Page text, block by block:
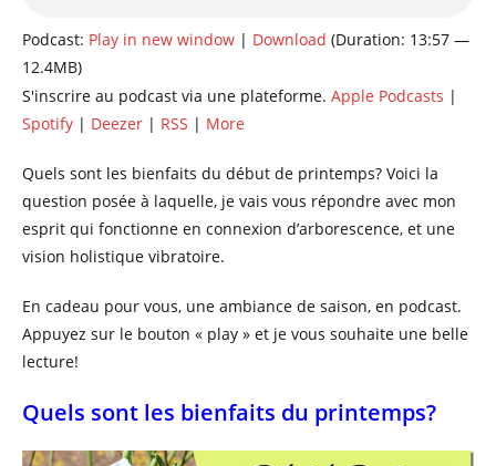
Podcast: Play in new window | Download (Duration: 13:57 —
12.4MB)
S'inscrire au podcast via une plateforme. Apple Podcasts |
Spotify | Deezer | RSS | More
Quels sont les bienfaits du début de printemps? Voici la
question posée à laquelle, je vais vous répondre avec mon
esprit qui fonctionne en connexion d’arborescence, et une
vision holistique vibratoire.
En cadeau pour vous, une ambiance de saison, en podcast.
Appuyez sur le bouton « play » et je vous souhaite une belle
lecture!
Quels sont les bienfaits du printemps?